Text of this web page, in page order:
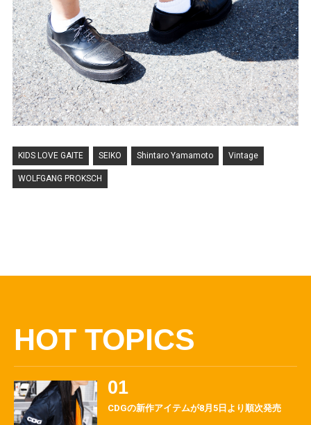
KIDS LOVE GAITE SEIKO Shintaro Yamamoto Vintage
WOLFGANG PROKSCH
HOT TOPICS
CDGの新作アイテムが8月5日より順次発売